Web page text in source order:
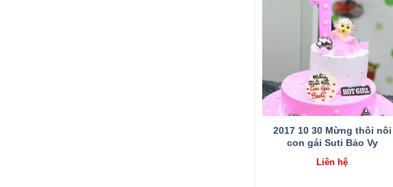
2017 10 30 Mừng thôi nôi
con gái Suti Bảo Vy
Liên hệ